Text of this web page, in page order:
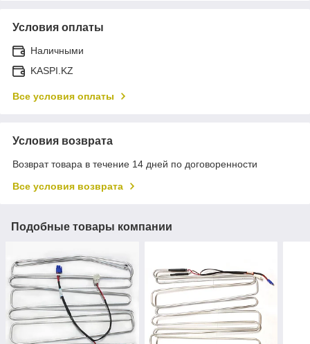
Условия оплаты
Наличными
KASPI.KZ
Все условия оплаты
Условия возврата
Возврат товара в течение 14 дней по договоренности
Все условия возврата
Подобные товары компании